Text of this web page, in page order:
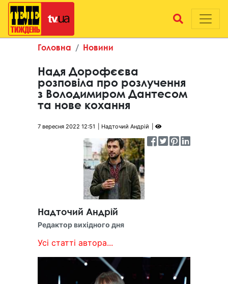
Головна Новини
Надя Дорофєєва
розповіла про розлучення
з Володимиром Дантесом
та нове кохання
7 вересня 2022 12:51 Надточий Андрій
Надточий Андрій
Редактор вихідного дня
Усі статті автора...